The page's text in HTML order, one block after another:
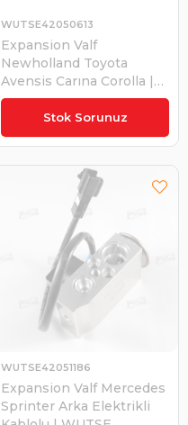
Stok Sorunuz
Expansion Valf
Newholland Toyota
Avensis Carına Corolla |
WUTSE 42050613
WUTSE42050613
Expansion Valf Mercedes
Sprinter Arka Elektrikli
WUTSE42051186